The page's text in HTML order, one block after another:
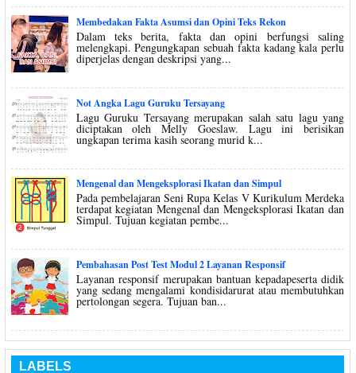
Membedakan Fakta Asumsi dan Opini Teks Rekon
Dalam teks berita, fakta dan opini berfungsi saling
melengkapi. Pengungkapan sebuah fakta kadang kala perlu
diperjelas dengan deskripsi yang...
Not Angka Lagu Guruku Tersayang
Lagu Guruku Tersayang merupakan salah satu lagu yang
diciptakan oleh Melly Goeslaw. Lagu ini berisikan
ungkapan terima kasih seorang murid k...
Mengenal dan Mengeksplorasi Ikatan dan Simpul
Pada pembelajaran Seni Rupa Kelas V Kurikulum Merdeka
terdapat kegiatan Mengenal dan Mengeksplorasi Ikatan dan
Simpul. Tujuan kegiatan pembe...
Pembahasan Post Test Modul 2 Layanan Responsif
Layanan responsif merupakan bantuan kepadapeserta didik
yang sedang mengalami kondisidarurat atau membutuhkan
pertolongan segera. Tujuan ban...
LABELS